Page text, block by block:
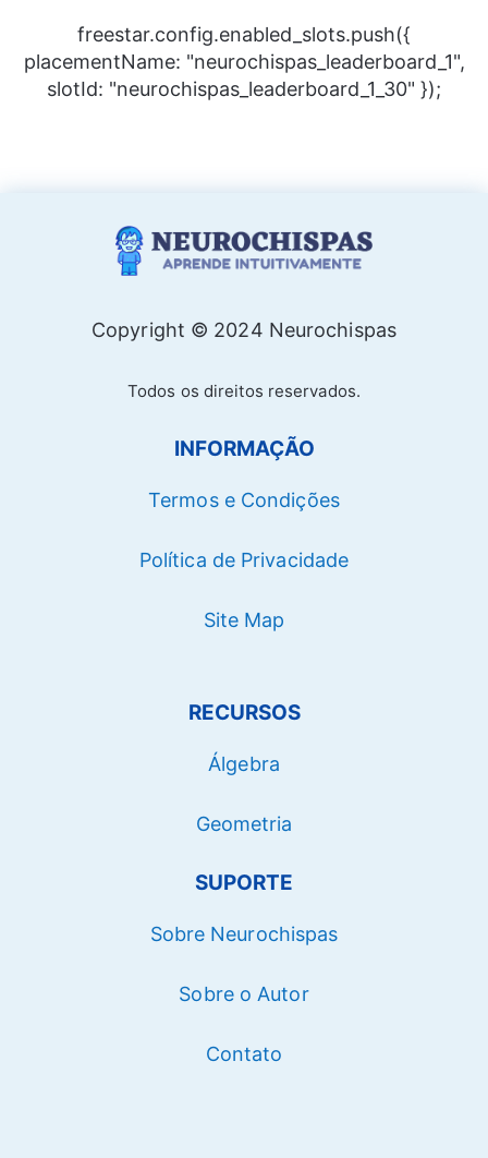
freestar.config.enabled_slots.push({
placementName: "neurochispas_leaderboard_1",
slotId: "neurochispas_leaderboard_1_30" });
Copyright © 2024 Neurochispas
Todos os direitos reservados.
INFORMAÇÃO
Termos e Condições
Política de Privacidade
Site Map
RECURSOS
Álgebra
Geometria
SUPORTE
Sobre Neurochispas
Sobre o Autor
Contato